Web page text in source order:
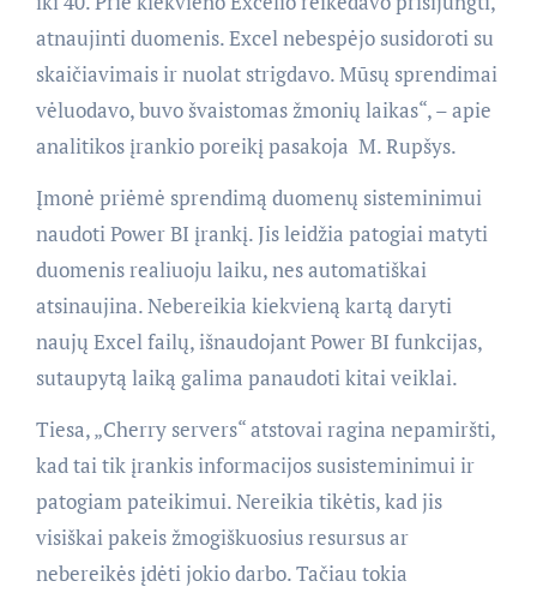
atnaujinti duomenis. Excel nebespėjo susidoroti su
skaičiavimais ir nuolat strigdavo. Mūsų sprendimai
vėluodavo, buvo švaistomas žmonių laikas“, – apie
analitikos įrankio poreikį pasakoja M. Rupšys.
Įmonė priėmė sprendimą duomenų sisteminimui
naudoti Power BI įrankį. Jis leidžia patogiai matyti
duomenis realiuoju laiku, nes automatiškai
atsinaujina. Nebereikia kiekvieną kartą daryti
naujų Excel failų, išnaudojant Power BI funkcijas,
sutaupytą laiką galima panaudoti kitai veiklai.
Tiesa, „Cherry servers“ atstovai ragina nepamiršti,
kad tai tik įrankis informacijos susisteminimui ir
patogiam pateikimui. Nereikia tikėtis, kad jis
visiškai pakeis žmogiškuosius resursus ar
nebereikės įdėti jokio darbo. Tačiau tokia